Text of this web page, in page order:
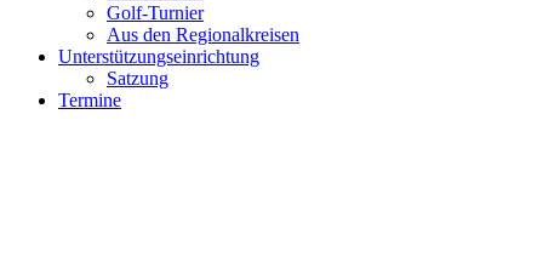
Golf-Turnier
Aus den Regionalkreisen
Unterstützungseinrichtung
Satzung
Termine